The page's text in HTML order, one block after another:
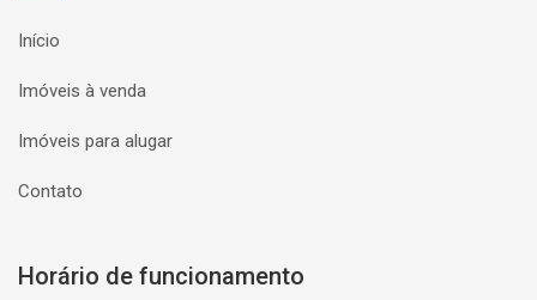
Início
Imóveis à venda
Imóveis para alugar
Contato
Horário de funcionamento